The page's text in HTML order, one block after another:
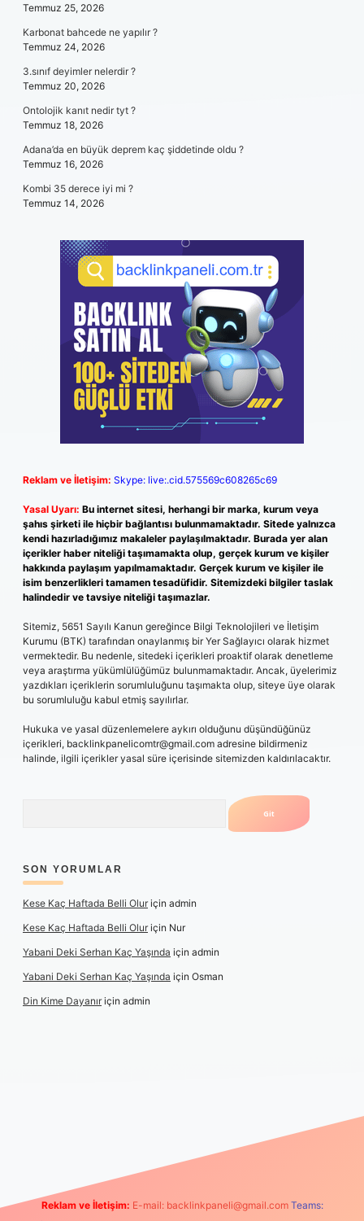
Temmuz 25, 2026
Karbonat bahcede ne yapılır ?
Temmuz 24, 2026
3.sınıf deyimler nelerdir ?
Temmuz 20, 2026
Ontolojik kanıt nedir tyt ?
Temmuz 18, 2026
Adana’da en büyük deprem kaç şiddetinde oldu ?
Temmuz 16, 2026
Kombi 35 derece iyi mi ?
Temmuz 14, 2026
Reklam ve İletişim: Skype: live:.cid.575569c608265c69
Yasal Uyarı: Bu internet sitesi, herhangi bir marka, kurum veya
şahıs şirketi ile hiçbir bağlantısı bulunmamaktadır. Sitede yalnızca
kendi hazırladığımız makaleler paylaşılmaktadır. Burada yer alan
içerikler haber niteliği taşımamakta olup, gerçek kurum ve kişiler
hakkında paylaşım yapılmamaktadır. Gerçek kurum ve kişiler ile
isim benzerlikleri tamamen tesadüfidir. Sitemizdeki bilgiler taslak
halindedir ve tavsiye niteliği taşımazlar.
Sitemiz, 5651 Sayılı Kanun gereğince Bilgi Teknolojileri ve İletişim
Kurumu (BTK) tarafından onaylanmış bir Yer Sağlayıcı olarak hizmet
vermektedir. Bu nedenle, sitedeki içerikleri proaktif olarak denetleme
veya araştırma yükümlülüğümüz bulunmamaktadır. Ancak, üyelerimiz
yazdıkları içeriklerin sorumluluğunu taşımakta olup, siteye üye olarak
bu sorumluluğu kabul etmiş sayılırlar.
Hukuka ve yasal düzenlemelere aykırı olduğunu düşündüğünüz
içerikleri, backlinkpanelicomtr@gmail.com adresine bildirmeniz
halinde, ilgili içerikler yasal süre içerisinde sitemizden kaldırılacaktır.
SON YORUMLAR
Kese Kaç Haftada Belli Oluriçin admin
Kese Kaç Haftada Belli Oluriçin Nur
Yabani Deki Serhan Kaç Yaşında için admin
Yabani Deki Serhan Kaç Yaşında için Osman
Din Kime Dayanıriçin admin
Reklam ve İletişim: E-mail: backlinkpaneli@gmail.com Teams: